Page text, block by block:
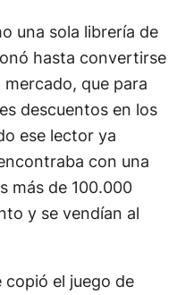
una sola librería de
hasta convertirse
que para
descuentos en los
ese lector ya
con una
más de 100.000
y se vendían al
copió el juego de